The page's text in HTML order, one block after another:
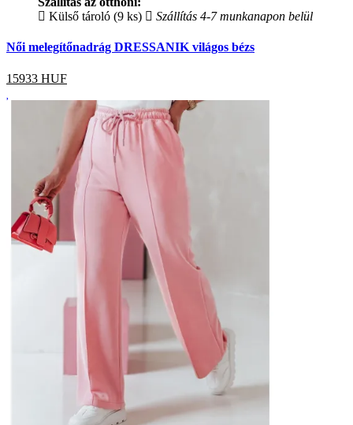
Külső tároló (9 ks)
Szállítás 4-7 munkanapon belül
Női melegítőnadrág DRESSANIK világos bézs
15933 HUF